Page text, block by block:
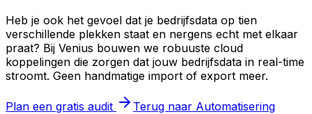
Heb je ook het gevoel dat je bedrijfsdata op tien
verschillende plekken staat en nergens echt met elkaar
praat? Bij Venius bouwen we robuuste cloud
koppelingen die zorgen dat jouw bedrijfsdata in real-time
stroomt. Geen handmatige import of export meer.
Plan een gratis audit Terug naar Automatisering